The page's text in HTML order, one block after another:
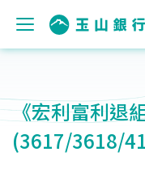
《宏利富利退
(3617/3618/